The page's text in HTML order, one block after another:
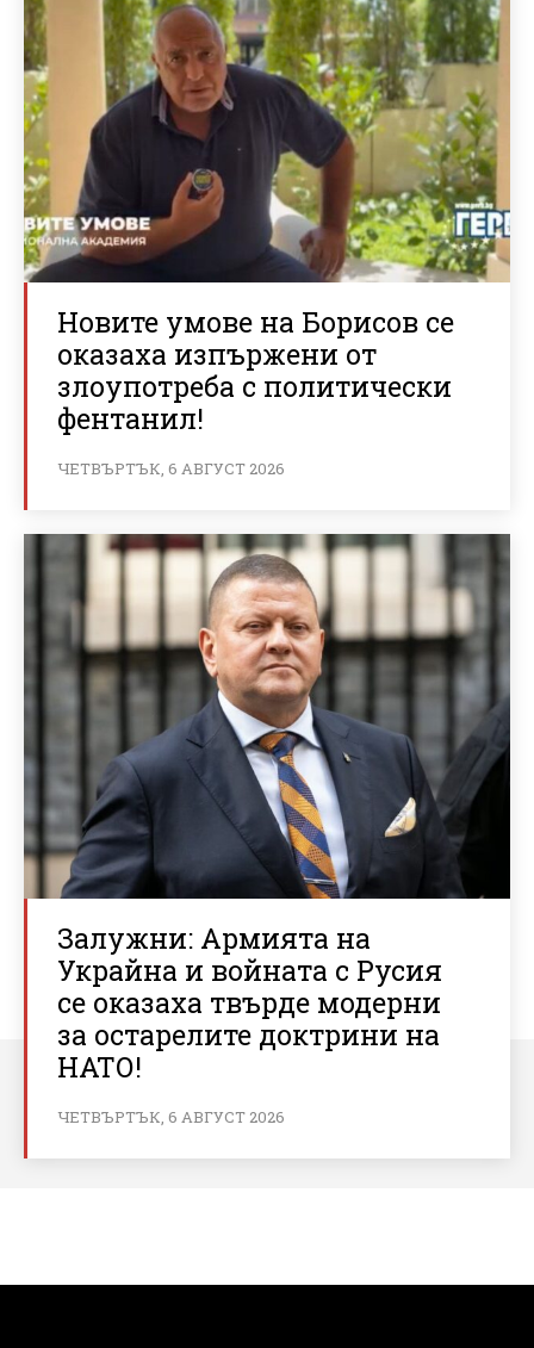
Новите умове на Борисов се
оказаха изпържени от
злоупотреба с политически
фентанил!
ЧЕТВЪРТЪК, 6 АВГУСТ 2026
Залужни: Армията на
Украйна и войната с Русия
се оказаха твърде модерни
за остарелите доктрини на
НАТО!
ЧЕТВЪРТЪК, 6 АВГУСТ 2026